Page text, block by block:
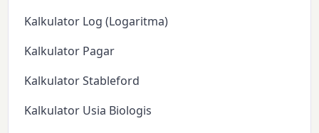
Kalkulator Log (Logaritma)
Kalkulator Pagar
Kalkulator Stableford
Kalkulator Usia Biologis